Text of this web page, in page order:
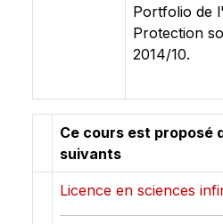
Portfolio de
Protection
2014/10.
Ce cours est proposé
suivants
Licence en sciences